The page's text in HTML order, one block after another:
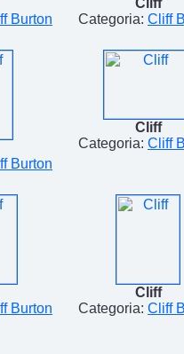
Burton
Cliff
Categoria: Cliff
Burton
Cliff
Categoria: Cliff
Burton
Cliff
Categoria: Cliff